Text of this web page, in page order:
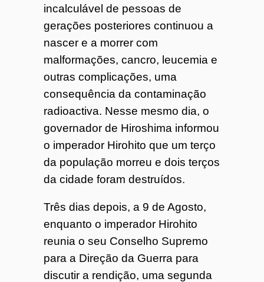
incalculável de pessoas de
gerações posteriores continuou a
nascer e a morrer com
malformações, cancro, leucemia e
outras complicações, uma
consequência da contaminação
radioactiva. Nesse mesmo dia, o
governador de Hiroshima informou
o imperador Hirohito que um terço
da população morreu e dois terços
da cidade foram destruídos.
Três dias depois, a 9 de Agosto,
enquanto o imperador Hirohito
reunia o seu Conselho Supremo
para a Direção da Guerra para
discutir a rendição, uma segunda